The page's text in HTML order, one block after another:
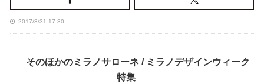
2017/3/31 17:30
そのほかのミラノサローネ / ミラノデザインウィーク
特集